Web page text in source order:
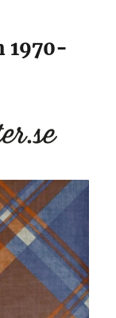
1970-